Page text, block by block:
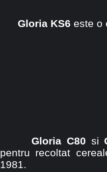
Gloria KS6 este o
Gloria C80 si
pentru recoltat
1981.